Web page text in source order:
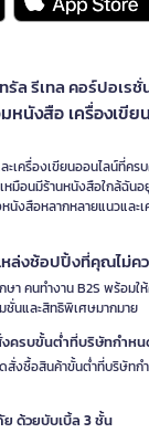
รัล รีเทล คอร์ปอเร
หนังสือ เครื่องเขีย
เครื่องเขียนออนไลน์ที่คร
หมือนมีร้านหนังสือใกล้ฉัน
หนังสือหลากหลายแนวแล
หล่งช้อปปิ้งที่คุณไม่ค
ษา คนทำงาน B2S พร้อ
ชั่นและสิทธิพิเศษมากมาย
งครบขั้นต่ำที่บริษัทกำห
สั่งซื้อสินค้าขั้นต่ำที่บริษัท
ด้วยบับเบิ้ล 3 ชั้น